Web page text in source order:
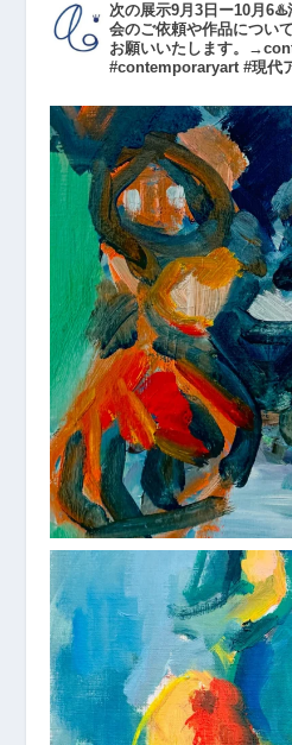
次の展示9月3日ー10月
会のご依頼や作品につい
お願いいたします。
#contemporaryart #現代